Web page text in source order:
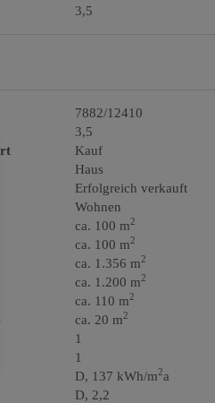
3,5
7882/12410
3,5
Kauf
Haus
Erfolgreich verkauft
Wohnen
ca. 100 m2
ca. 100 m2
ca. 1.356 m2
ca. 1.200 m2
ca. 110 m2
ca. 20 m2
1
1
D, 137 kWh/m2a
D, 2,2